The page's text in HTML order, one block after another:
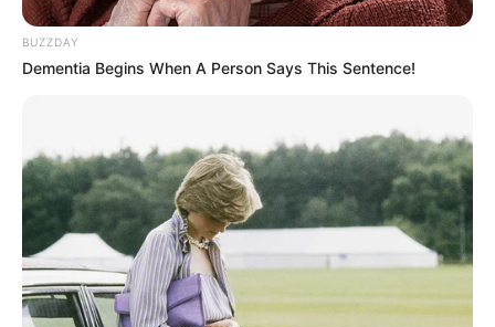
BUZZDAY
Dementia Begins When A Person Says This Sentence!